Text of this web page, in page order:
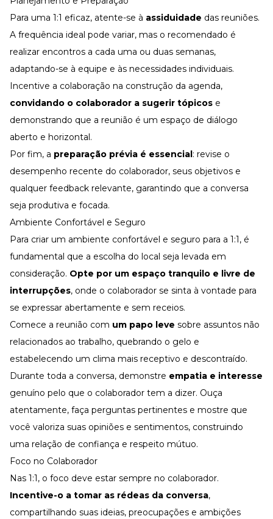
Para uma 1:1 eficaz, atente-se à assiduidade das reuniões.
A frequência ideal pode variar, mas o recomendado é
realizar encontros a cada uma ou duas semanas,
adaptando-se à equipe e às necessidades individuais.
Incentive a colaboração na construção da agenda,
convidando o colaborador a sugerir tópicos e
demonstrando que a reunião é um espaço de diálogo
aberto e horizontal.
Por fim, a preparação prévia é essencial : revise o
desempenho recente do colaborador, seus objetivos e
qualquer feedback relevante, garantindo que a conversa
seja produtiva e focada.
Ambiente Confortável e Seguro
Para criar um ambiente confortável e seguro para a 1:1, é
fundamental que a escolha do local seja levada em
consideração. Opte por um espaço tranquilo e livre de
interrupções, onde o colaborador se sinta à vontade para
se expressar abertamente e sem receios.
Comece a reunião com um papo leve sobre assuntos não
relacionados ao trabalho, quebrando o gelo e
estabelecendo um clima mais receptivo e descontraído.
Durante toda a conversa, demonstre empatia e interesse
genuíno pelo que o colaborador tem a dizer. Ouça
atentamente, faça perguntas pertinentes e mostre que
você valoriza suas opiniões e sentimentos, construindo
uma relação de confiança e respeito mútuo.
Foco no Colaborador
Nas 1:1, o foco deve estar sempre no colaborador.
Incentive-o a tomar as rédeas da conversa,
compartilhando suas ideias, preocupações e ambições